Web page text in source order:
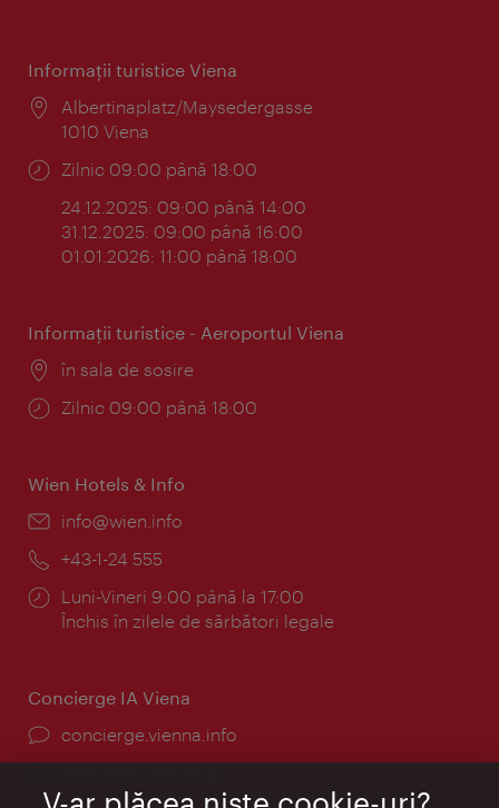
Informaţii turistice Viena
Locul:
Albertinaplatz/Maysedergasse
1010 Viena
Program:
Zilnic 09:00 până 18:00
24.12.2025: 09:00 până 14:00
31.12.2025: 09:00 până 16:00
01.01.2026: 11:00 până 18:00
Informaţii turistice - Aeroportul Viena
Locul:
în sala de sosire
Program:
Zilnic 09:00 până 18:00
Wien Hotels & Info
E-
info@wien.info
Telefon:
+43-1-24 555
Program:
Luni-Vineri 9:00 până la 17:00
Închis în zilele de sărbători legale
Concierge IA Viena
concierge.vienna.info